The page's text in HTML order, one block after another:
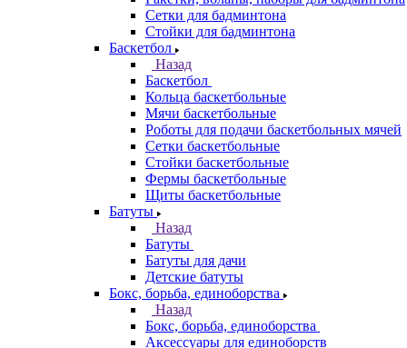
Сетки для бадминтона
Стойки для бадминтона
Баскетбол
Назад
Баскетбол
Кольца баскетбольные
Мячи баскетбольные
Роботы для подачи баскетбольных мячей
Сетки баскетбольные
Стойки баскетбольные
Фермы баскетбольные
Щиты баскетбольные
Батуты
Назад
Батуты
Батуты для дачи
Детские батуты
Бокс, борьба, единоборства
Назад
Бокс, борьба, единоборства
Аксессуары для единоборств